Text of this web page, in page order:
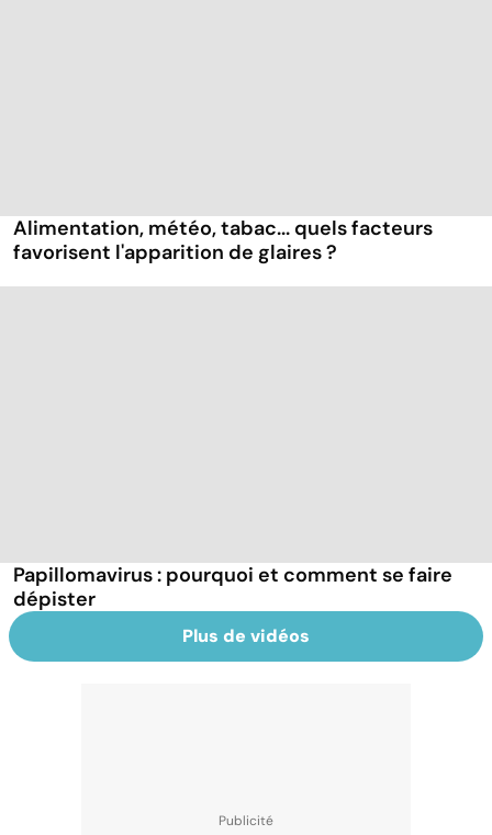
Alimentation, météo, tabac... quels facteurs
favorisent l'apparition de glaires ?
Papillomavirus : pourquoi et comment se faire
dépister
Plus de vidéos